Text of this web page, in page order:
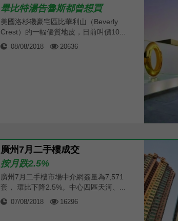
畢比特湯告魯斯都曾想買
美國洛杉磯豪宅區比華利山（Beverly
Crest）的一幅優質地皮，日前叫價10...
08/08/2018 20636
廣州7月二手樓成交
按月跌2.5%
廣州7月二手樓市場中介網簽量為7,571
套， 環比下降2.5%。中心四區天河、...
07/08/2018 16296